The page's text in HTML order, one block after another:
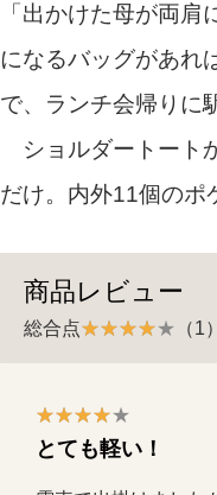
「出かけた母が両
になるバッグがあれ
で、ランチ会帰りに
ショルダートート
だけ。内外11個のポ
商品レビュー
総合点 （1）
とても軽い！